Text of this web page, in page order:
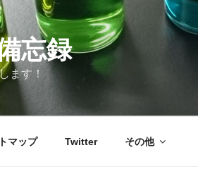
忘録
ます！
マップ Twitter その他